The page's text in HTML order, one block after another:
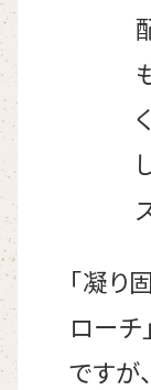
「凝り
ローチ
ですが